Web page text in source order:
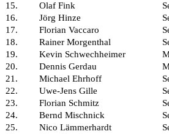
15.
Olaf Fink
16.
Jörg Hinze
17.
Florian Vaccaro
18.
Rainer Morgenthal
19.
Kevin Schwechheimer
20.
Dennis Gerdau
21.
Michael Ehrhoff
22.
Uwe-Jens Gille
23.
Florian Schmitz
24.
Bernd Mischnick
25.
Nico Lämmerhardt